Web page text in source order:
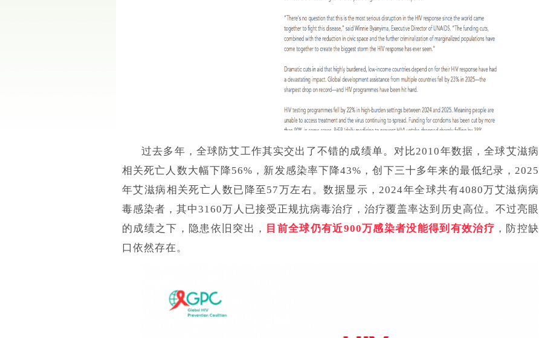
过去多年，全球防艾工作其实交出了不错的成绩单。对比2010年数据，全球艾滋病
相关死亡人数大幅下降56%，新发感染率下降43%，创下三十多年来的最低纪录，2025
年艾滋病相关死亡人数已降至57万左右。数据显示，2024年全球共有4080万艾滋病病
毒感染者，其中3160万人已接受正规抗病毒治疗，治疗覆盖率达到历史高位。不过亮眼
的成绩之下，隐患依旧突出，
目前全球仍有近900万感染者没能得到有效治疗 ，防控缺
口依然存在。